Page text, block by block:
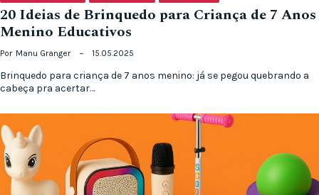
20 Ideias de Brinquedo para Criança de 7 Anos
Menino Educativos
Por Manu Granger 15.05.2025
Brinquedo para criança de 7 anos menino: já se pegou quebrando a
cabeça pra acertar…